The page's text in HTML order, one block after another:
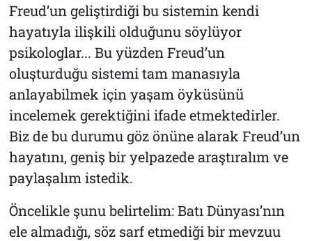
Freud’un geliştirdiği bu sistemin kendi
hayatıyla ilişkili olduğunu söylüyor
psikologlar... Bu yüzden Freud’un
oluşturduğu sistemi tam manasıyla
anlayabilmek için yaşam öyküsünü
incelemek gerektiğini ifade etmektedirler.
Biz de bu durumu göz önüne alarak Freud’un
hayatını, geniş bir yelpazede araştıralım ve
paylaşalım istedik.
Öncelikle şunu belirtelim: Batı Dünyası’nın
ele almadığı, söz sarf etmediği bir mevzuu